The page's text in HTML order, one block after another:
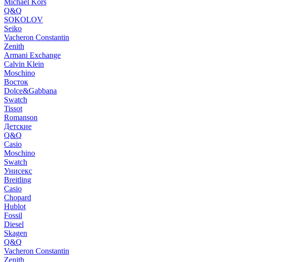
Michael Kors
Q&Q
SOKOLOV
Seiko
Vacheron Constantin
Zenith
Armani Exchange
Calvin Klein
Moschino
Восток
Dolce&Gabbana
Swatch
Tissot
Romanson
Детские
Q&Q
Casio
Moschino
Swatch
Унисекс
Breitling
Casio
Chopard
Hublot
Fossil
Diesel
Skagen
Q&Q
Vacheron Constantin
Zenith